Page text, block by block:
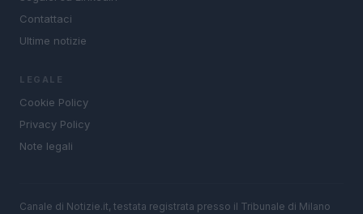
Contattaci
Ultime notizie
LEGALE
Cookie Policy
Privacy Policy
Note legali
Canale di Notizie.it, testata registrata presso il Tribunale di Milano